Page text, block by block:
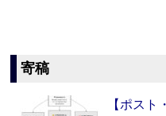
寄稿
【ポス